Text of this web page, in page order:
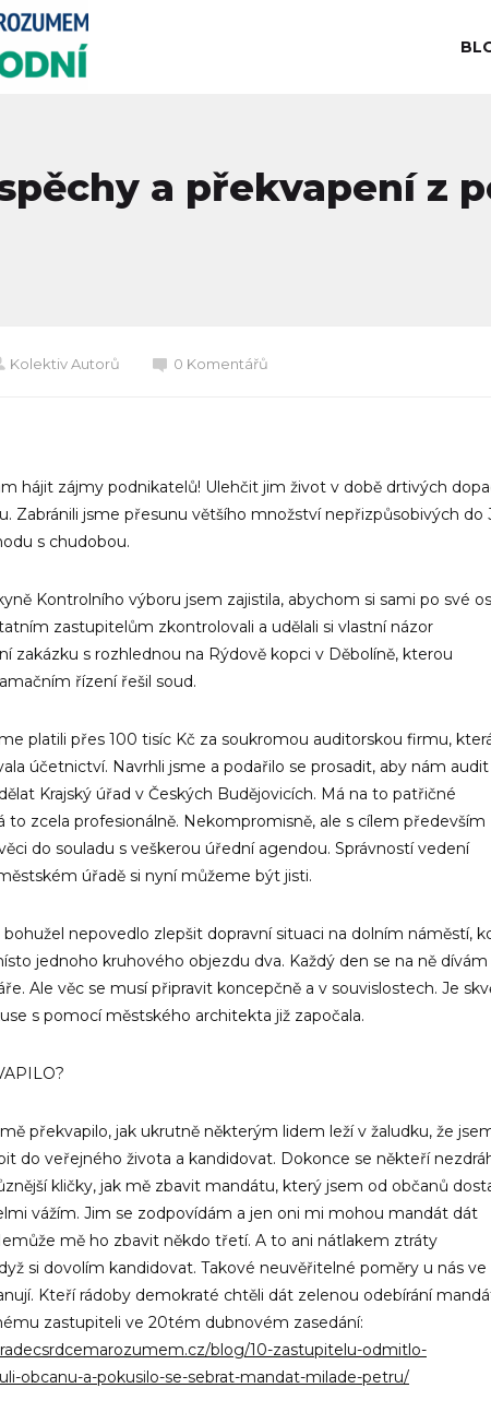
a překvapení z
Kolektiv Autorů 0 Komentářů
hájit zájmy podnikatelů! Ulehčit jim život v době drtivých
Zabránili jsme přesunu většího množství nepřizpůsobivých do
s chudobou.
Kontrolního výboru jsem zajistila, abychom si sami po své
zastupitelům zkontrolovali a udělali si vlastní názor
zakázku s rozhlednou na Rýdově kopci v Děbolíně, kterou
řízení řešil soud.
platili přes 100 tisíc Kč za soukromou auditorskou firmu,
účetnictví. Navrhli jsme a podařilo se prosadit, aby nám audit
Krajský úřad v Českých Budějovicích. Má na to patřičné
to zcela profesionálně. Nekompromisně, ale s cílem především
do souladu s veškerou úřední agendou. Správností vedení
úřadě si nyní můžeme být jisti.
nepovedlo zlepšit dopravní situaci na dolním náměstí,
jednoho kruhového objezdu dva. Každý den se na ně dívám
Ale věc se musí připravit koncepčně a v souvislostech. Je
s pomocí městského architekta již započala.
překvapilo, jak ukrutně některým lidem leží v žaludku, že
do veřejného života a kandidovat. Dokonce se někteří
kličky, jak mě zbavit mandátu, který jsem od občanů
vážím. Jim se zodpovídám a jen oni mi mohou mandát dát
mě ho zbavit někdo třetí. A to ani nátlakem ztráty
si dovolím kandidovat. Takové neuvěřitelné poměry u nás ve
Kteří rádoby demokraté chtěli dát zelenou odebírání
zastupiteli ve 20tém dubnovém zasedání:
blog/10-zastupitelu-odmitlo-
obcanu-a-pokusilo-se-sebrat-mandat-milade-petru/